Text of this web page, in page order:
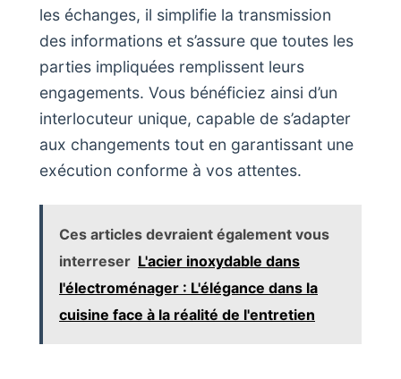
les échanges, il simplifie la transmission
des informations et s’assure que toutes les
parties impliquées remplissent leurs
engagements. Vous bénéficiez ainsi d’un
interlocuteur unique, capable de s’adapter
aux changements tout en garantissant une
exécution conforme à vos attentes.
Ces articles devraient également vous
interreser L'acier inoxydable dans
l'électroménager : L'élégance dans la
cuisine face à la réalité de l'entretien